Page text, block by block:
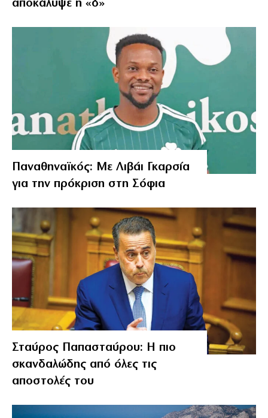
αποκάλυψε η «δ»
Παναθηναϊκός: Με Λιβάι Γκαρσία
για την πρόκριση στη Σόφια
Σταύρος Παπασταύρου: Η πιο
σκανδαλώδης από όλες τις
αποστολές του